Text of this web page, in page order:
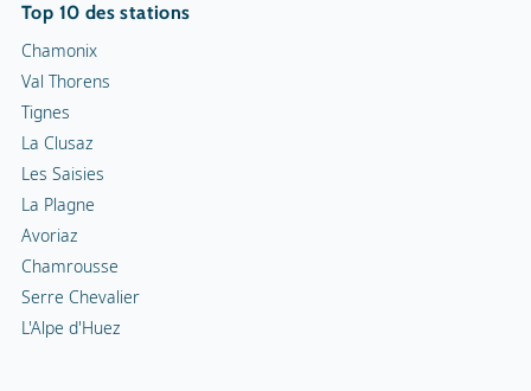
Top 10 des stations
Chamonix
Val Thorens
Tignes
La Clusaz
Les Saisies
La Plagne
Avoriaz
Chamrousse
Serre Chevalier
L'Alpe d'Huez